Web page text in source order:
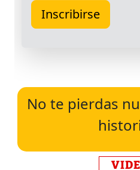
No te pierdas